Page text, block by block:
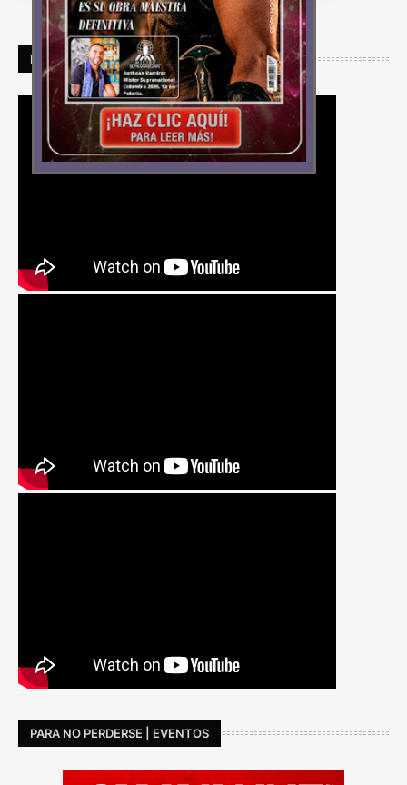
PARA NO PERDERSE MOVIE CAPUSLAS
PARA NO PERDERSE | EVENTOS